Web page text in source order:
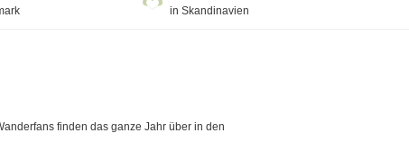
in Skandinavien
finden das ganze Jahr über in den